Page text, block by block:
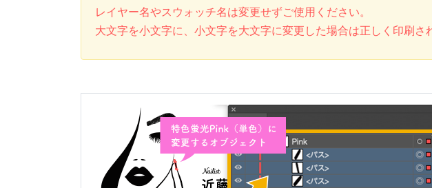
レイヤー名やスウォッチ名は変更せずご使用ください。
大文字を小文字に、小文字を大文字に変更した場合は正しく印刷さ